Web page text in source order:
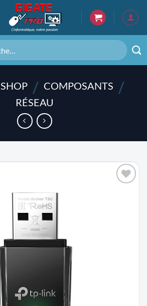
SHOP / COMPOSANTS /
RÉSEAU